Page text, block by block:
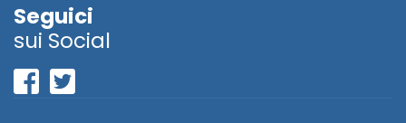
Seguici
sui Social